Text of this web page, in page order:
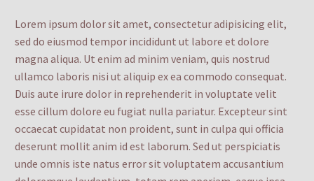
Lorem ipsum dolor sit amet, consectetur adipisicing elit,
sed do eiusmod tempor incididunt ut labore et dolore
magna aliqua. Ut enim ad minim veniam, quis nostrud
ullamco laboris nisi ut aliquip ex ea commodo consequat.
Duis aute irure dolor in reprehenderit in voluptate velit
esse cillum dolore eu fugiat nulla pariatur. Excepteur sint
occaecat cupidatat non proident, sunt in culpa qui officia
deserunt mollit anim id est laborum. Sed ut perspiciatis
unde omnis iste natus error sit voluptatem accusantium